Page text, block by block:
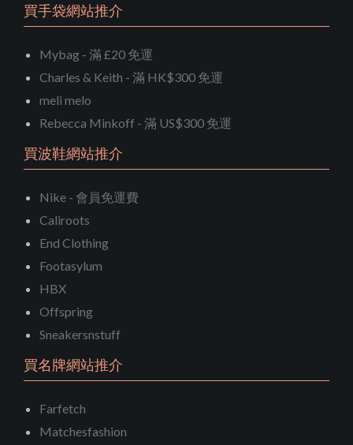
買手袋網站推介
Mybag - 滿 £20 免運
Charles & Keith - 滿 HK$300 免運
meli melo
Rebecca Minkoff - 滿 US$300 免運
買波鞋網站推介
Nike - 會員免運費
Caliroots
End Clothing
Footasylum
HBX
Offspring
Sneakersnstuff
買名牌網站推介
Farfetch
Matchesfashion